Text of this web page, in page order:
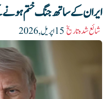
ایران کے ساتھ جنگ ختم
شائع شدہ تاریخ